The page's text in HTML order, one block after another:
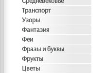
Транспорт
Узоры
Фантазия
Феи
Фразы и буквы
Фрукты
Цветы